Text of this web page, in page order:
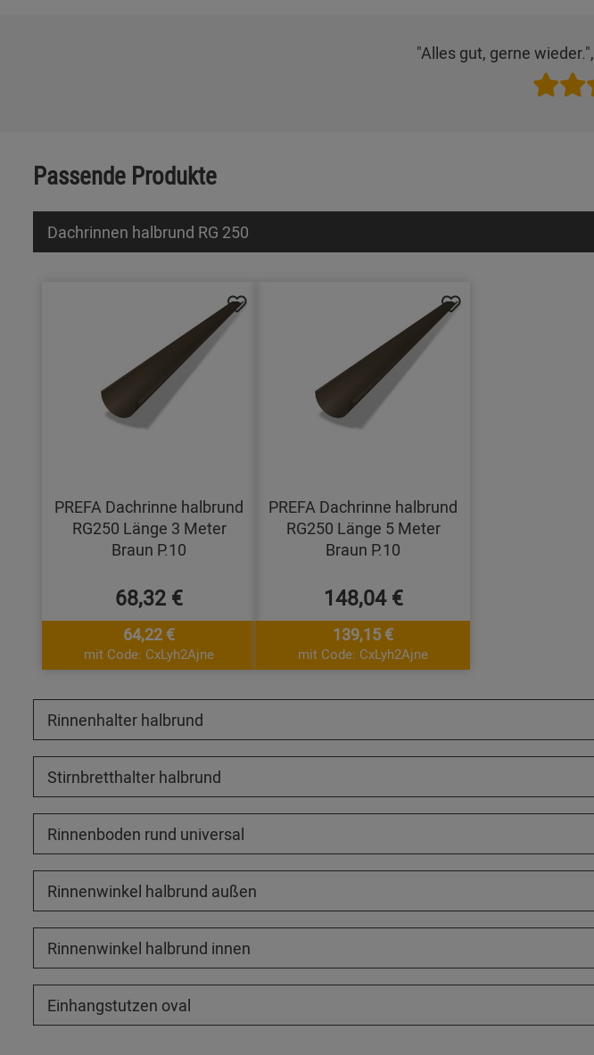
"Alles gut, gerne wieder.",
Passende Produkte
Dachrinnen halbrund RG 250
PREFA Dachrinne halbrund
RG250 Länge 3 Meter
Braun P.10
68,32 €
64,22 €
mit Code: CxLyh2Ajne
PREFA Dachrinne halbrund
RG250 Länge 5 Meter
Braun P.10
148,04 €
139,15 €
mit Code: CxLyh2Ajne
Rinnenhalter halbrund
Stirnbretthalter halbrund
Rinnenboden rund universal
Rinnenwinkel halbrund außen
Rinnenwinkel halbrund innen
Einhangstutzen oval